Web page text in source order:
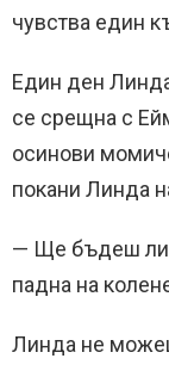
чувства един
Един ден
се срещна с
осинови
покани Линда
— Ще бъдеш ли
падна на
Линда не